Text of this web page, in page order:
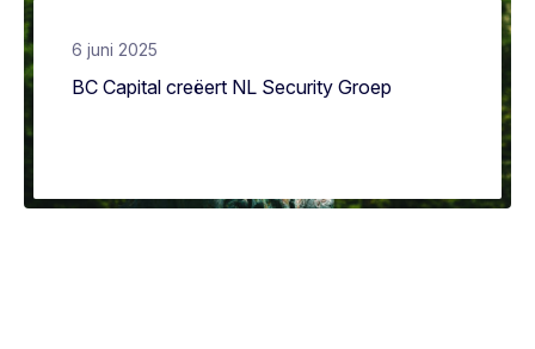
6 juni 2025
BC Capital creëert NL Security Groep